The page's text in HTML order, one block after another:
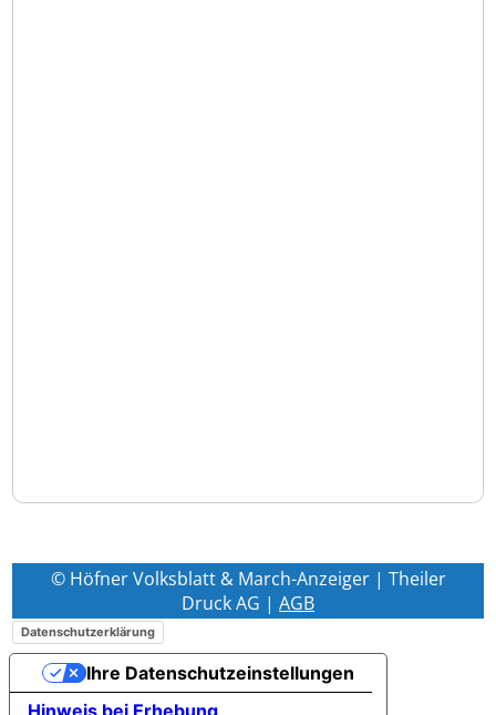
© Höfner Volksblatt & March-Anzeiger | Theiler
Druck AG | AGB
Datenschutzerklärung
Ihre Datenschutzeinstellungen